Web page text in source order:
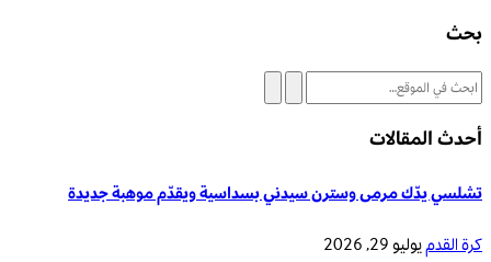
بحث
أحدث المقالات
تشلسي يدّك مرمى وسترن سيدني بسداسية ويقدّم موهبة جديدة
كرة القدميوليو 29, 2026